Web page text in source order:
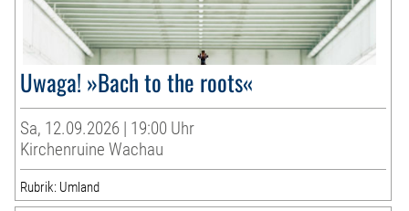
Uwaga! »Bach to the roots«
Sa, 12.09.2026 | 19:00 Uhr
Kirchenruine Wachau
Rubrik: Umland